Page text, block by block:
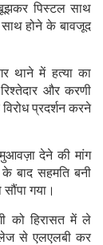
पिस्टल साथ
साथ होने के बावजूद
थाने में हत्या का
और करणी
प्रदर्शन करने
देने की मांग
बाद सहमति बनी
गया।
को हिरासत में ले
से एलएलबी कर